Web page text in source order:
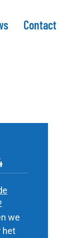
Contact
we
het